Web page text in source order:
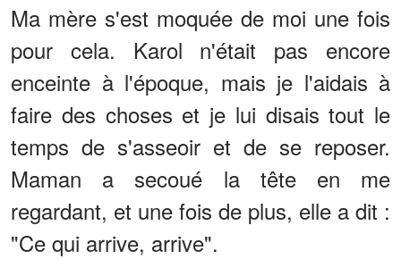
Ma mère s'est moquée de moi une fois
pour cela. Karol n'était pas encore
enceinte à l'époque, mais je l'aidais à
faire des choses et je lui disais tout le
temps de s'asseoir et de se reposer.
Maman a secoué la tête en me
regardant, et une fois de plus, elle a dit :
"Ce qui arrive, arrive".